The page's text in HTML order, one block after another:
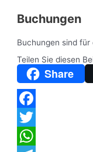
Buchungen
Buchungen sind
Teilen Sie diesen
Share
Facebook
Twitter